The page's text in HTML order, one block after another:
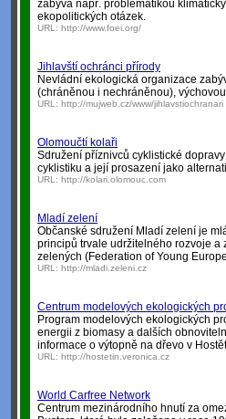
zabývá např. problematikou
ekopolitických otázek.
URL: http://www.foei.org/
Jihlavští ochránci přírody
Nevládní ekologická organizace
(chráněnou i nechráněnou),
URL: http://mujweb.cz/www/jihlavstiochranari
Olomoučtí kolaři
Sdružení příznivců cyklistické
cyklistiku a její prosazení jako
URL: http://kolari.olomouc.com
Mladí zelení
Občanské sdružení Mladí zelení je
principů trvale udržitelného rozvoje
zelených (Federation of Young
URL: http://mladi.zeleni.cz
Centrum modelových ekologických
Program modelových ekologických
energii z biomasy a dalších
informace o výtopně na dřevo v
URL: http://hostetin.veronica.cz
World Carfree Network
Centrum mezinárodního hnutí za